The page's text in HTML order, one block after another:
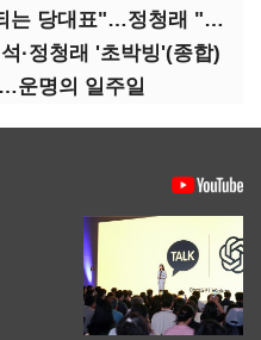
김민석 "TK 유세에 도움되는 당대표"…정청래 "벌써 대표된 양 당직 배분"
·정청래 '초박빙'(종합)
운명의 일주일